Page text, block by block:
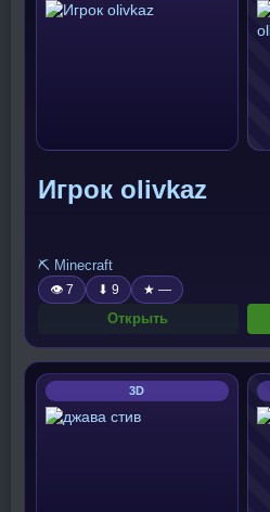
Игрок olivkaz
⛏️ Minecraft
👁 7 ⬇ 9 ★ —
Открыть
3D